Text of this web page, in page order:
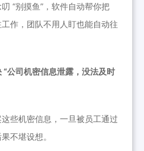
“别摸鱼”，软件自动帮你把
作，团队不用人盯也能自动往
“公司机密信息泄露，没法及时
些机密信息，一旦被员工通过
不堪设想。